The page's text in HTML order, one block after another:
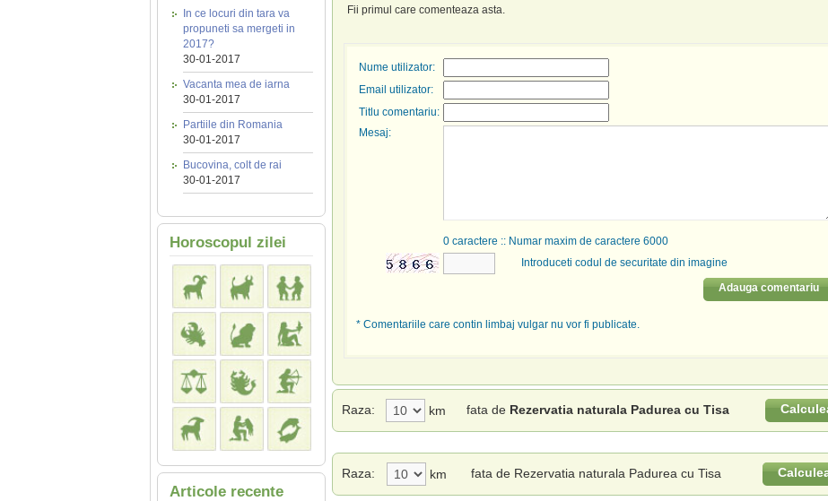
In ce locuri din tara va
propuneti sa mergeti in
2017?
30-01-2017
Vacanta mea de iarna
30-01-2017
Partiile din Romania
30-01-2017
Bucovina, colt de rai
30-01-2017
Horoscopul zilei
Articole recente
Fii primul care comenteaza asta.
Nume utilizator:
Email utilizator:
Titlu comentariu:
Mesaj:
0caractere :: Numar maxim de caractere 6000
Introduceti codul de securitate din imagine
Adauga comentariu
* Comentariile care contin limbaj vulgar nu vor fi publicate.
Raza: km fata de Rezervatia naturala Padurea cu Tisa
Raza: km fata de Rezervatia naturala Padurea cu Tisa